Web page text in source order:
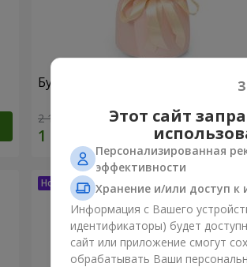
Букет "El Monte"
2 116 грн
Этот сайт
Персонализированная
эффективности
Хранение и/или доступ
Информация с Вашего
идентификаторы) будет
сайт или приложение смогут
обрабатывать Ваши